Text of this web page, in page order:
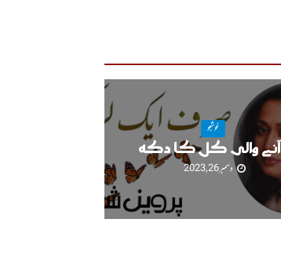
خوشبو
آنے والی کل کا دکھ
دسمبر 26, 2023